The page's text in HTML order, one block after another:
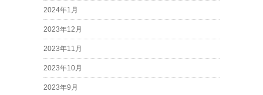
2024年1月
2023年12月
2023年11月
2023年10月
2023年9月